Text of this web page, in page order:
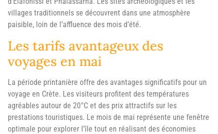
villages traditionnels se découvrent dans une atmosphère
paisible, loin de l’affluence des mois d’été.
Les tarifs avantageux des
voyages en mai
La période printanière offre des avantages significatifs pour un
voyage en Crète. Les visiteurs profitent des températures
agréables autour de 20°C et des prix attractifs sur les
prestations touristiques. Le mois de mai représente une fenêtre
optimale pour explorer l’île tout en réalisant des économies